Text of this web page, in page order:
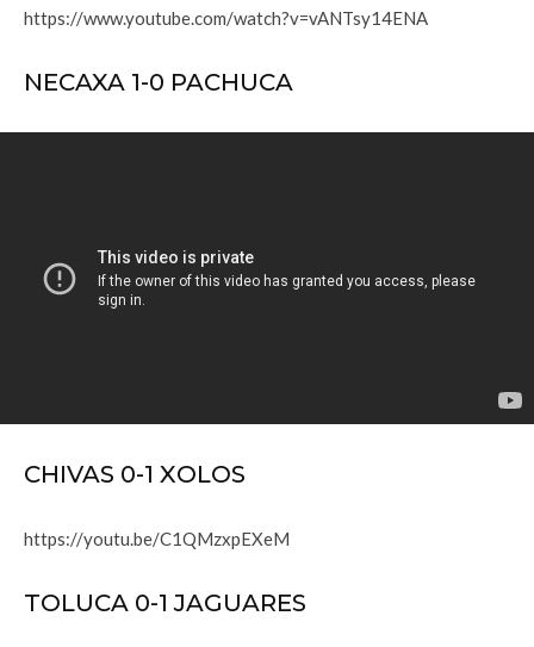
https://www.youtube.com/watch?v=vANTsy14ENA
NECAXA 1-0 PACHUCA
CHIVAS 0-1 XOLOS
https://youtu.be/C1QMzxpEXeM
TOLUCA 0-1 JAGUARES